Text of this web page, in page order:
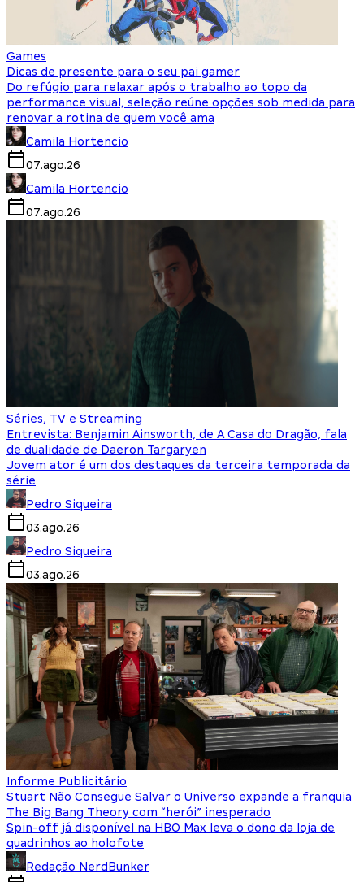
Games
Dicas de presente para o seu pai gamer
Do refúgio para relaxar após o trabalho ao topo da
performance visual, seleção reúne opções sob medida para
renovar a rotina de quem você ama
Camila Hortencio
07.ago.26
Camila Hortencio
07.ago.26
Séries, TV e Streaming
Entrevista: Benjamin Ainsworth, de A Casa do Dragão, fala
de dualidade de Daeron Targaryen
Jovem ator é um dos destaques da terceira temporada da
série
Pedro Siqueira
03.ago.26
Pedro Siqueira
03.ago.26
Informe Publicitário
Stuart Não Consegue Salvar o Universo expande a franquia
The Big Bang Theory com “herói” inesperado
Spin-off já disponível na HBO Max leva o dono da loja de
quadrinhos ao holofote
Redação NerdBunker